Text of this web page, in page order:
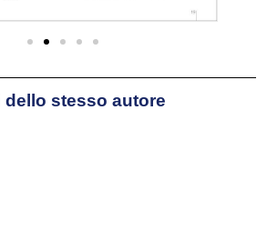
nord del Venezuela, in Malesia,
dunque non solo a
ma anche a conoscere
dello stesso autore